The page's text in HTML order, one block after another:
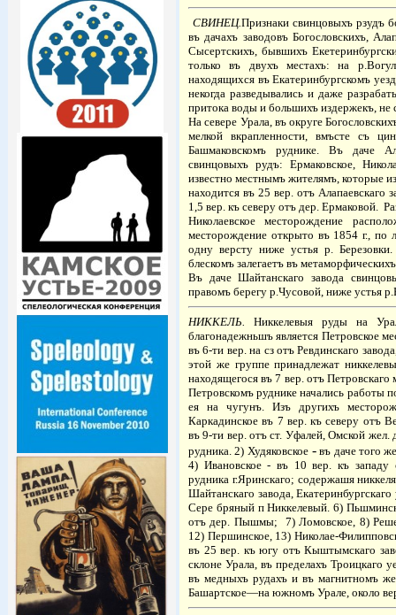
СВИНЕЦ.Признаки свинцовыхъ рзудъ
въ дачахъ заводовъ Богословскихъ,
Сысертскихъ, бывшихъ
только въ двухъ местахъ: на
находящихся въ Екатеринбургскомъ
некогда разведывались и даже
притока воды и большихъ издержекъ,
На севере Урала, въ округе
мелкой вкрапленности, вмъсте съ
Башмаковскомъ руднике. Въ даче
свинцовыхъ рудъ: Ермаковское,
известно местнымъ жителямъ, которые
находится въ 25 вер. отъ
1,5 вер. къ северу отъ дер. Ермаковой.
Николаевское месторождение
месторождение открыто въ 1854 г., по
одну версту ниже устья р.
блескомъ залегаетъ въ
Въ даче Шайтанскаго завода
правомъ берегу р.Чусовой, ниже устья
НИККЕЛЬ.
Никкелевыя руды на
благонадежньшъ является Петровское
въ 6-ти вер. на сз отъ Ревдинскаго
этой же группе принадлежат
находящегося въ 7 вер. отъ
Петровскомъ руднике начались работы
ея на чугунъ.Изъ другихъ
Каркадинское въ 7 вер. къ северу отъ
въ 9-ти вер. отъ ст. Уфалей, Омской жел.
рудника. 2) Худяковское- въ даче того
4) Ивановское - въ 10 вер. къ западу
рудника г.Яринскаго; содержашя
Шайтанскаго завода,
Сере бряный п Никкелевый. 6)
отъ дер. Пышмы;
7) Ломовское, 8)
12) Першинское, 13) Николае-
въ 25 вер. къ югу отъ Кыштымскаго
склоне Урала, въ пределахъ Троицкаго
въ медныхъ рудахъ и въ магнитномъ
Башартское—на южномъ Урале, около